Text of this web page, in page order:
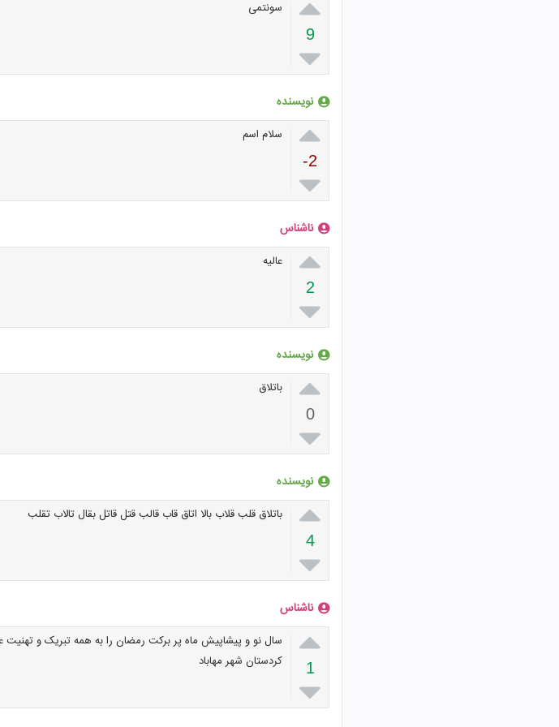
9

سونتمی
نویسنده

-2

سلام اسم
ناشناس

2

عالیه
نویسنده

0

باتلاق
نویسنده

4

باتلاق قلب قلاب بالا اتاق قاب قالب قتل قاتل بقال تالاب تقلب
ناشناس

1

سال نو و پیشاپیش ماه پر برکت رمضان را به همه تبریک و تهنیت
کردستان شهر مهاباد